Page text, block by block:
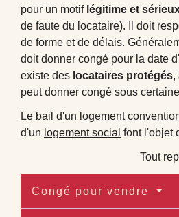
pour un motiflégitime et
de faute du locataire). Il doit
de forme et de délais.
doit donner congé pour la date
existe des locataires protégés,
peut donner congé sous
Le bail d'un logement
d'un logement social font l'objet
Tout
Congé pour vendre